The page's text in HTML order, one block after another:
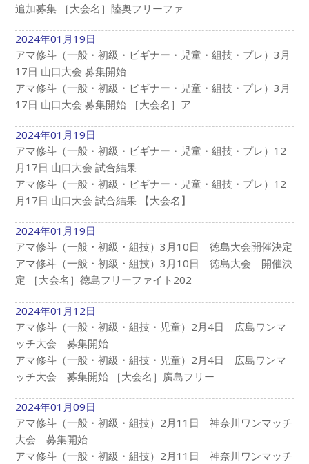
追加募集 ［大会名］陸奥フリーファ
2024年01月19日
アマ修斗（一般・初級・ビギナー・児童・組技・プレ）3月
17日 山口大会 募集開始
アマ修斗（一般・初級・ビギナー・児童・組技・プレ）3月
17日 山口大会 募集開始 ［大会名］ア
2024年01月19日
アマ修斗（一般・初級・ビギナー・児童・組技・プレ）12
月17日 山口大会 試合結果
アマ修斗（一般・初級・ビギナー・児童・組技・プレ）12
月17日 山口大会 試合結果 【大会名】
2024年01月19日
アマ修斗（一般・初級・組技）3月10日 徳島大会開催決定
アマ修斗（一般・初級・組技）3月10日 徳島大会 開催決
定 ［大会名］徳島フリーファイト202
2024年01月12日
アマ修斗（一般・初級・組技・児童）2月4日 広島ワンマ
ッチ大会 募集開始
アマ修斗（一般・初級・組技・児童）2月4日 広島ワンマ
ッチ大会 募集開始 ［大会名］廣島フリー
2024年01月09日
アマ修斗（一般・初級・組技）2月11日 神奈川ワンマッチ
大会 募集開始
アマ修斗（一般・初級・組技）2月11日 神奈川ワンマッチ